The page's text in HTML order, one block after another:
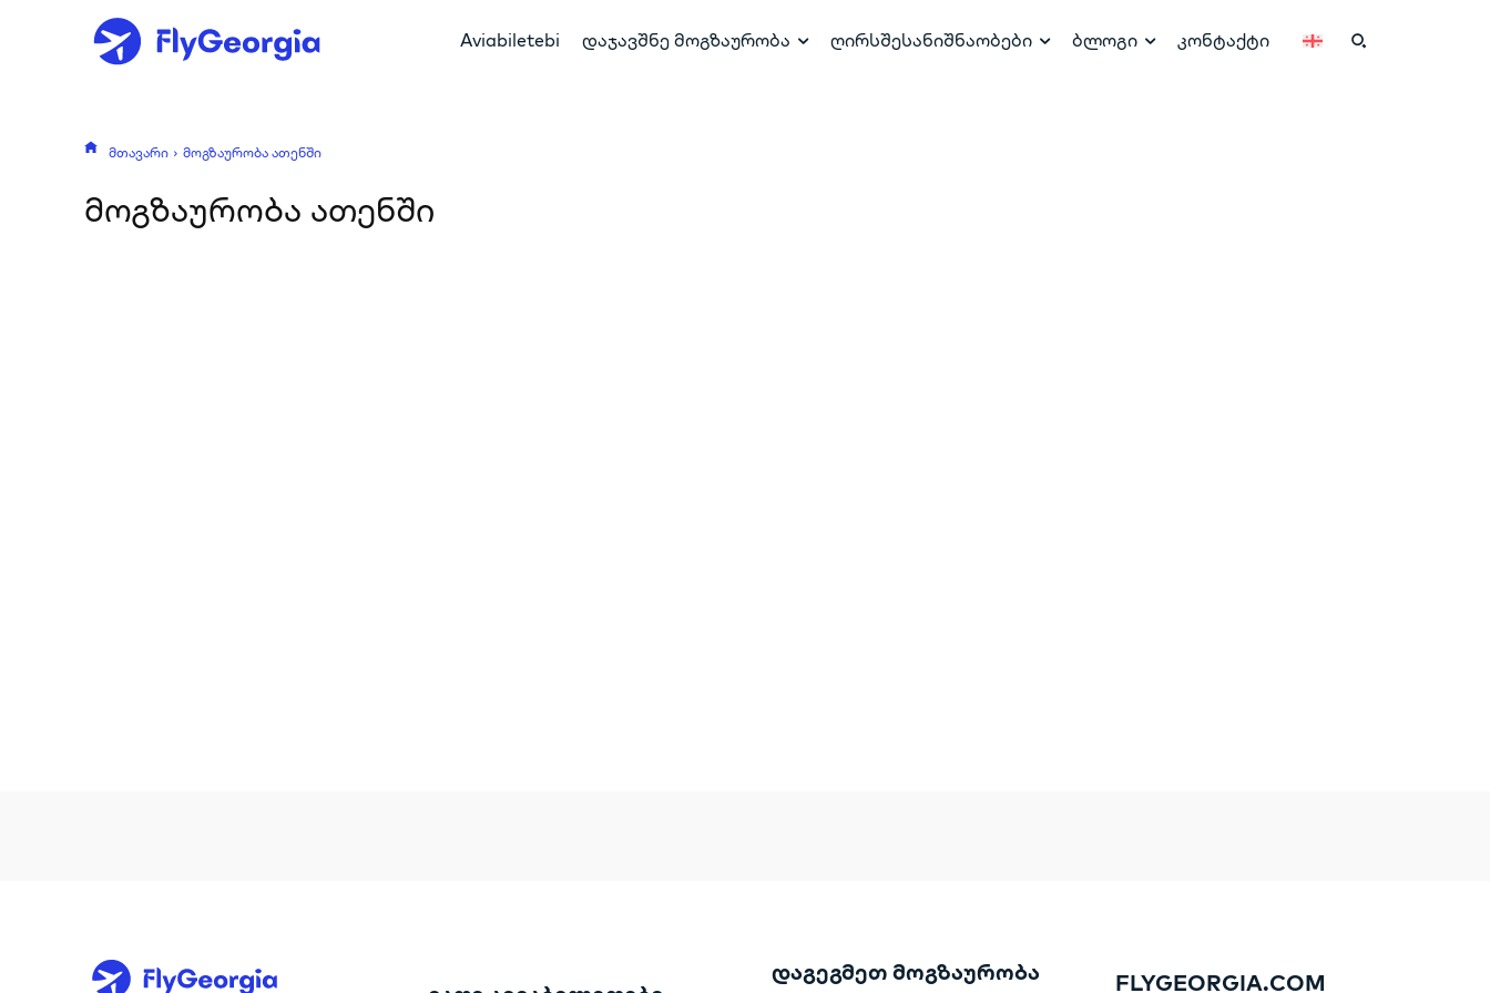
Aviabiletebi დაჯავშნე მოგზაურობა ღირსშესანიშნაობები ბლოგი კონტაქტი
მთავარი მოგზაურობა ათენში
მოგზაურობა ათენში
დაგეგმეთ მოგზაურობა FLYGEORGIA.COM